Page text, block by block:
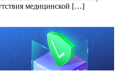
медицинской […]